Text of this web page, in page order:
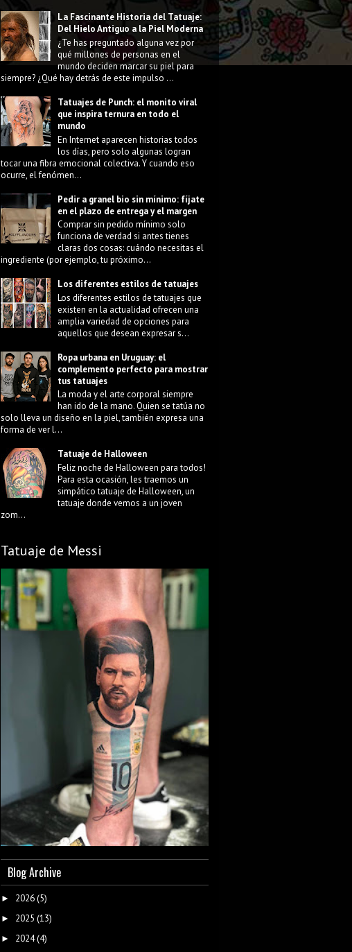
La Fascinante Historia del Tatuaje:
Del Hielo Antiguo a la Piel Moderna
¿Te has preguntado alguna vez por
qué millones de personas en el
mundo deciden marcar su piel para
siempre? ¿Qué hay detrás de este impulso ...
Tatuajes de Punch: el monito viral
que inspira ternura en todo el
mundo
En Internet aparecen historias todos
los días, pero solo algunas logran
tocar una fibra emocional colectiva. Y cuando eso
ocurre, el fenómen...
Pedir a granel bio sin mínimo: fíjate
en el plazo de entrega y el margen
Comprar sin pedido mínimo solo
funciona de verdad si antes tienes
claras dos cosas: cuándo necesitas el
ingrediente (por ejemplo, tu próximo...
Los diferentes estilos de tatuajes
Los diferentes estilos de tatuajes que
existen en la actualidad ofrecen una
amplia variedad de opciones para
aquellos que desean expresar s...
Ropa urbana en Uruguay: el
complemento perfecto para mostrar
tus tatuajes
La moda y el arte corporal siempre
han ido de la mano. Quien se tatúa no
solo lleva un diseño en la piel, también expresa una
forma de ver l...
Tatuaje de Halloween
Feliz noche de Halloween para todos!
Para esta ocasión, les traemos un
simpático tatuaje de Halloween, un
tatuaje donde vemos a un joven
zom...
Tatuaje de Messi
Blog Archive
► 2026(5)
► 2025 (13)
► 2024(4)